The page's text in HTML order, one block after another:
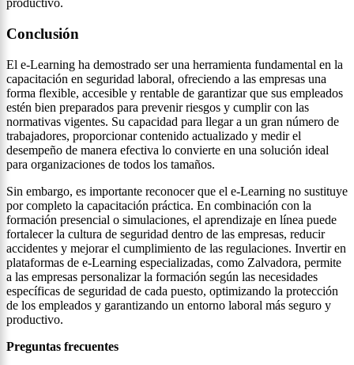
productivo.
Conclusión
El e-Learning ha demostrado ser una herramienta fundamental en la
capacitación en seguridad laboral, ofreciendo a las empresas una
forma flexible, accesible y rentable de garantizar que sus empleados
estén bien preparados para prevenir riesgos y cumplir con las
normativas vigentes. Su capacidad para llegar a un gran número de
trabajadores, proporcionar contenido actualizado y medir el
desempeño de manera efectiva lo convierte en una solución ideal
para organizaciones de todos los tamaños.
Sin embargo, es importante reconocer que el e-Learning no sustituye
por completo la capacitación práctica. En combinación con la
formación presencial o simulaciones, el aprendizaje en línea puede
fortalecer la cultura de seguridad dentro de las empresas, reducir
accidentes y mejorar el cumplimiento de las regulaciones. Invertir en
plataformas de e-Learning especializadas, como Zalvadora, permite
a las empresas personalizar la formación según las necesidades
específicas de seguridad de cada puesto, optimizando la protección
de los empleados y garantizando un entorno laboral más seguro y
productivo.
Preguntas frecuentes